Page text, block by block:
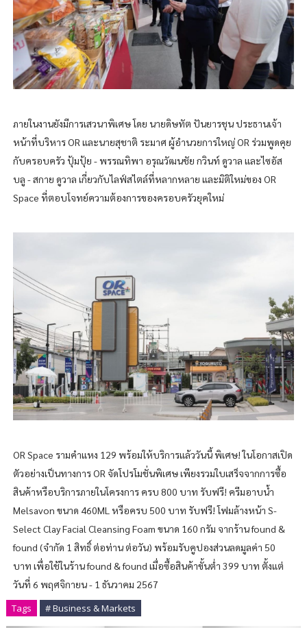
ภายในงานยังมีการเสวนาพิเศษ โดย นายดิษทัต ปันยารชุน ประธานเจ้า
หน้าที่บริหาร OR และนายสุชาติ ระมาศ ผู้อำนวยการใหญ่ OR ร่วมพูดคุย
กับครอบครัว ปุ้มปุ้ย - พรรณทิพา อรุณวัฒนชัย กวินท์ ดูวาล และไซอัส
บลู - สกาย ดูวาล เกี่ยวกับไลฟ์สไตล์ที่หลากหลาย และมิติใหม่ของ OR
Space ที่ตอบโจทย์ความต้องการของครอบครัวยุคใหม่
OR Space รามคำแหง 129 พร้อมให้บริการแล้ววันนี้ พิเศษ! ในโอกาสเปิด
ตัวอย่างเป็นทางการ OR จัดโปรโมชั่นพิเศษ เพียงรวมใบเสร็จจากการซื้อ
สินค้าหรือบริการภายในโครงการ ครบ 800 บาท รับฟรี! ครีมอาบน้ำ
Melsavon ขนาด 460ML หรือครบ 500 บาท รับฟรี! โฟมล้างหน้า S-
Select Clay Facial Cleansing Foam ขนาด 160 กรัม จากร้าน found &
found (จำกัด 1 สิทธิ์ ต่อท่าน ต่อวัน) พร้อมรับคูปองส่วนลดมูลค่า 50
บาท เพื่อใช้ในร้าน found & found เมื่อซื้อสินค้าขั้นต่ำ 399 บาท ตั้งแต่
วันที่ 6 พฤศจิกายน - 1 ธันวาคม 2567
Tags
# Business & Markets